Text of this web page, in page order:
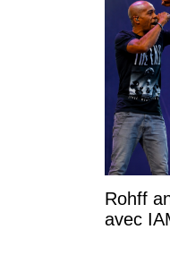
Rohff
avec